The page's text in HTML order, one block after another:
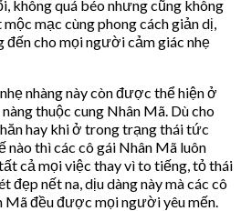
không quá béo nhưng cũng không
mạc cùng phong cách giản dị,
cho mọi người cảm giác nhẹ
nhàng này còn được thể hiện ở
thuộc cung Nhân Mã. Dù cho
hay khi ở trong trạng thái tức
nào thì các cô gái Nhân Mã luôn
cả mọi việc thay vì to tiếng, tỏ thái
đẹp nết na, dịu dàng này mà các cô
Mã đều được mọi người yêu mến.